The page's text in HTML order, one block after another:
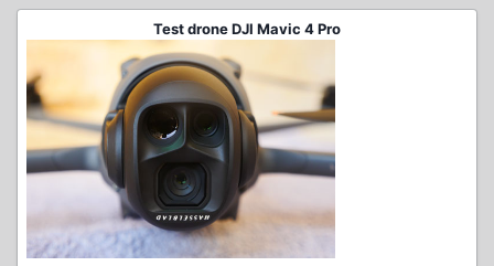
Test drone DJI Mavic 4 Pro